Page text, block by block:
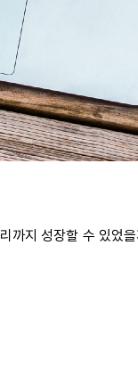
지 성장할 수 있었